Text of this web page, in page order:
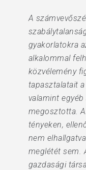
A
gyakorlatokra
alkalommal
közvélemény
tapasztalatait
valamint
megosztotta.
tényeken,
nem
meglétét sem.
gazdasági